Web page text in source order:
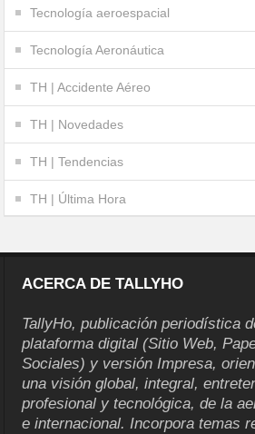
Tecnología aeroespacial
Tecnología Aeronáutica
TH | Accidente Aéreo
TH | Novedades
TH | Tendencias
TH | Última Hora
ACERCA DE TALLYHO
TallyHo, publicación periodística
plataforma digital (Sitio Web,
Sociales) y versión Impresa,
una visión global, integral,
profesional y tecnológica, de la
e internacional. Incorpora temas